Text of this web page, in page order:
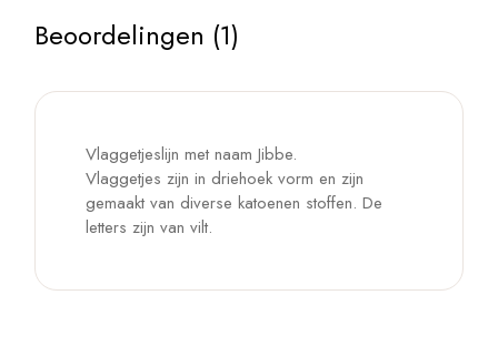
Beoordelingen (1)
Vlaggetjeslijn met naam Jibbe.
Vlaggetjes zijn in driehoek vorm en zijn
gemaakt van diverse katoenen stoffen. De
letters zijn van vilt.